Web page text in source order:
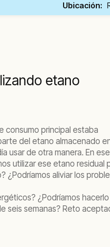
Ubicación:
etano
consumo principal estaba
del etano almacenado
usar de otra manera. En ese
utilizar ese etano residual
¿Podríamos aliviar los
¿Podríamos hacerlo
seis semanas? Reto